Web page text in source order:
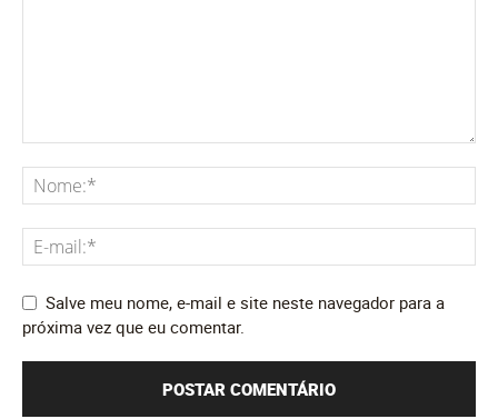
Salve meu nome, e-mail e site neste navegador para a
próxima vez que eu comentar.